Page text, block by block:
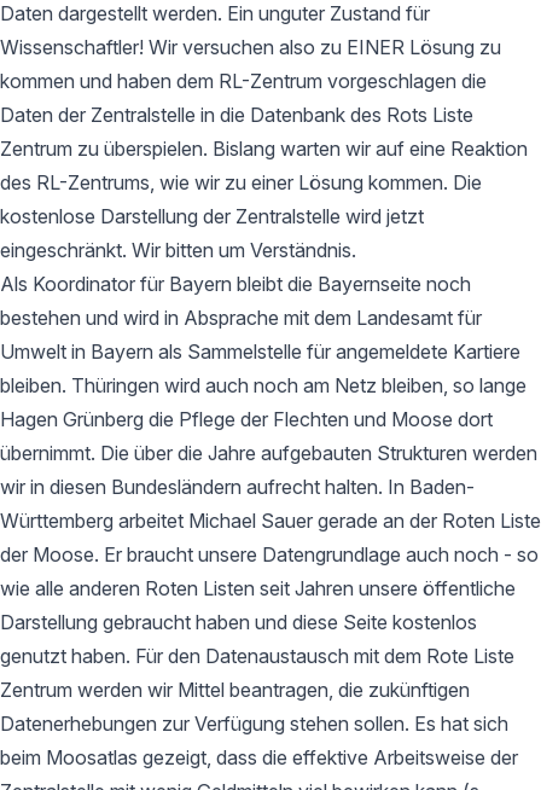
Daten dargestellt werden. Ein unguter Zustand für
Wissenschaftler! Wir versuchen also zu EINER Lösung zu
kommen und haben dem RL-Zentrum vorgeschlagen die
Daten der Zentralstelle in die Datenbank des Rots Liste
Zentrum zu überspielen. Bislang warten wir auf eine Reaktion
des RL-Zentrums, wie wir zu einer Lösung kommen. Die
kostenlose Darstellung der Zentralstelle wird jetzt
eingeschränkt. Wir bitten um Verständnis.
Als Koordinator für Bayern bleibt die Bayernseite noch
bestehen und wird in Absprache mit dem Landesamt für
Umwelt in Bayern als Sammelstelle für angemeldete Kartiere
bleiben. Thüringen wird auch noch am Netz bleiben, so lange
Hagen Grünberg die Pflege der Flechten und Moose dort
übernimmt. Die über die Jahre aufgebauten Strukturen werden
wir in diesen Bundesländern aufrecht halten. In Baden-
Württemberg arbeitet Michael Sauer gerade an der Roten Liste
der Moose. Er braucht unsere Datengrundlage auch noch - so
wie alle anderen Roten Listen seit Jahren unsere öffentliche
Darstellung gebraucht haben und diese Seite kostenlos
genutzt haben. Für den Datenaustausch mit dem Rote Liste
Zentrum werden wir Mittel beantragen, die zukünftigen
Datenerhebungen zur Verfügung stehen sollen. Es hat sich
beim Moosatlas gezeigt, dass die effektive Arbeitsweise der